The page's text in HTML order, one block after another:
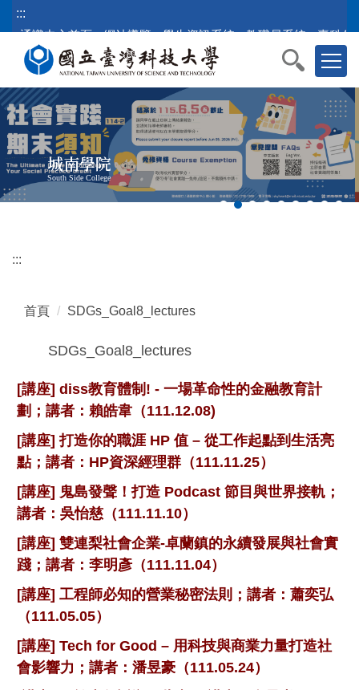
跳
到
內
容
區
塊
:::
通識中心首頁
網站導覽 學生資訊系統 教職員系統 臺科公
城南學院
South Side College
:::
首頁 SDGs_Goal8_lectures
SDGs_Goal8_lectures
[講座] diss教育體制! - 一場革命性的金融教育計
劃；講者：賴皓韋（111.12.08)
[講座] 打造你的職涯 HP 值 – 從工作起點到生活亮
點；講者：HP資深經理群（111.11.25）
[講座] 鬼島發聲！打造 Podcast 節目與世界接軌；
講者：吳怡慈（111.11.10）
[講座] 雙連梨社會企業-卓蘭鎮的永續發展與社會實
踐；講者：李明彥（111.11.04）
[講座] 工程師必知的營業秘密法則；講者：蕭奕弘
（111.05.05）
[講座] Tech for Good – 用科技與商業力量打造社
會影響力；講者：潘昱豪（111.05.24）